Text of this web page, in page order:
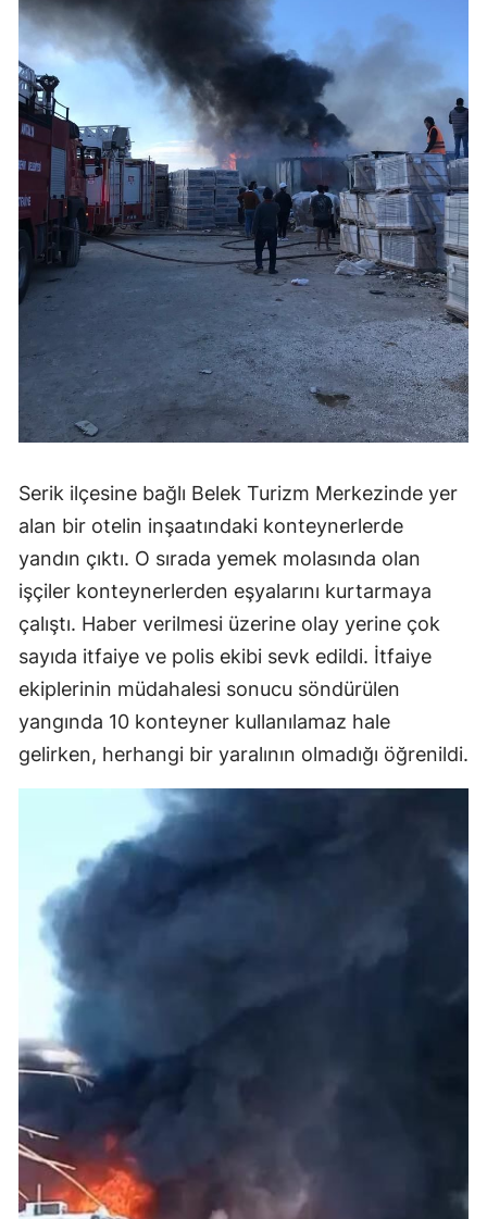
Serik ilçesine bağlı Belek Turizm Merkezinde yer
alan bir otelin inşaatındaki konteynerlerde
yandın çıktı. O sırada yemek molasında olan
işçiler konteynerlerden eşyalarını kurtarmaya
çalıştı. Haber verilmesi üzerine olay yerine çok
sayıda itfaiye ve polis ekibi sevk edildi. İtfaiye
ekiplerinin müdahalesi sonucu söndürülen
yangında 10 konteyner kullanılamaz hale
gelirken, herhangi bir yaralının olmadığı öğrenildi.